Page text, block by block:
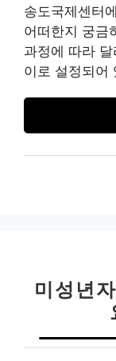
송도국제센터
어떠한지 궁금
과정에 따라
이로 설정되어
미성년